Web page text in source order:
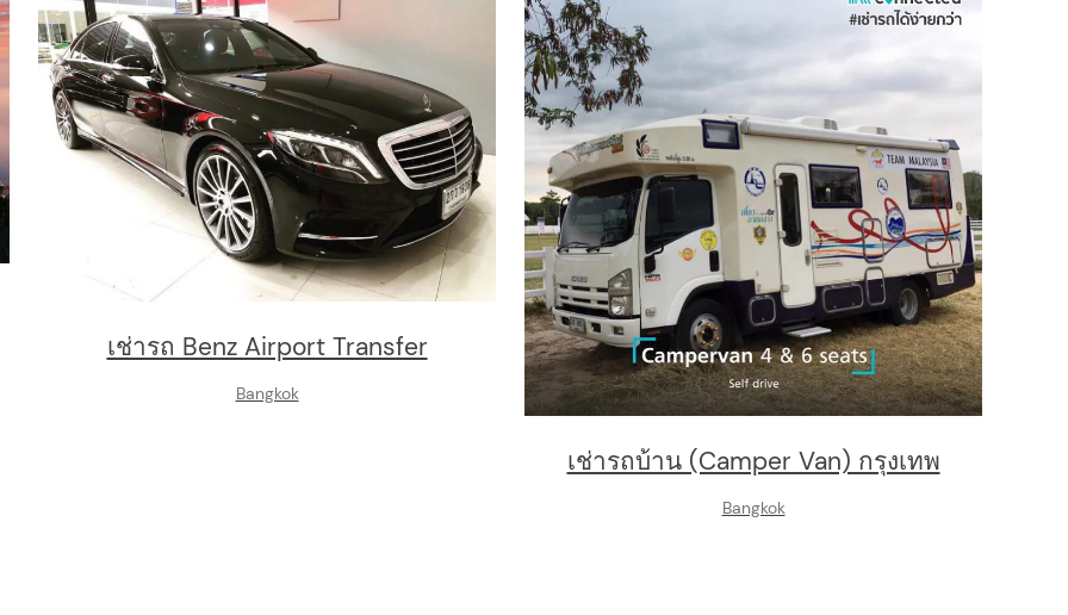
เช่ารถ Benz Airport Transfer
Bangkok
เช่ารถบ้าน (Camper Van) กรุงเทพ
Bangkok